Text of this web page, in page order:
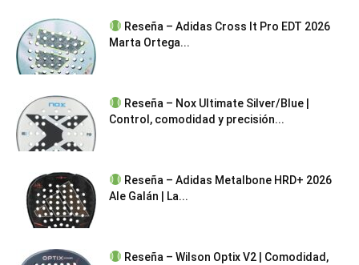
Reseña – Adidas Cross It Pro EDT 2026
Marta Ortega...
Reseña – Nox Ultimate Silver/Blue |
Control, comodidad y precisión...
Reseña – Adidas Metalbone HRD+ 2026
Ale Galán | La...
Reseña – Wilson Optix V2 | Comodidad,